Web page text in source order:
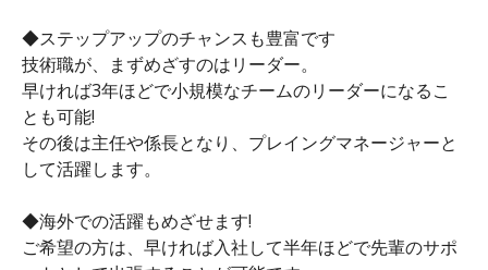
◆ステップアップのチャンスも豊富です
技術職が、まずめざすのはリーダー。
早ければ3年ほどで小規模なチームのリーダーになるこ
とも可能!
その後は主任や係長となり、プレイングマネージャーと
して活躍します。
◆海外での活躍もめざせます!
ご希望の方は、早ければ入社して半年ほどで先輩のサポ